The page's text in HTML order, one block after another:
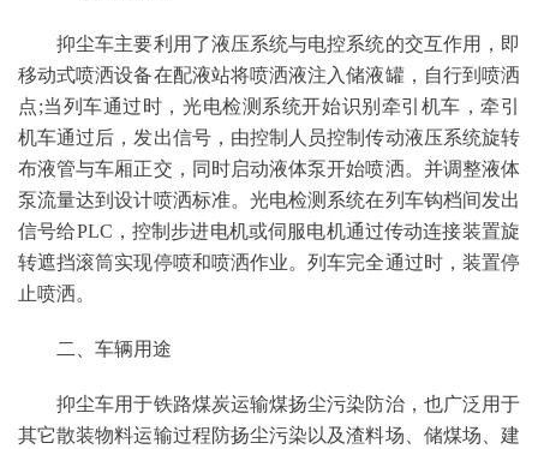
抑尘车主要利用了液压系统与电控系统的交互作用，即
移动式喷洒设备在配液站将喷洒液注入储液罐，自行到喷洒
点;当列车通过时，光电检测系统开始识别牵引机车，牵引
机车通过后，发出信号，由控制人员控制传动液压系统旋转
布液管与车厢正交，同时启动液体泵开始喷洒。并调整液体
泵流量达到设计喷洒标准。光电检测系统在列车钩档间发出
信号给PLC，控制步进电机或伺服电机通过传动连接装置旋
转遮挡滚筒实现停喷和喷洒作业。列车完全通过时，装置停
止喷洒。
二、车辆用途
抑尘车用于铁路煤炭运输煤扬尘污染防治，也广泛用于
其它散装物料运输过程防扬尘污染以及渣料场、储煤场、建